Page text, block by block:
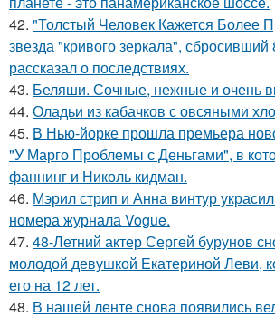
42. "Толстый Человек Кажется Более
звезда "кривого зеркала", сбросивший
рассказал о последствиях.
43. Беляши. Сочные, нежные и очень
44. Оладьи из кабачков с овсяными
45. В Нью-йорке прошла премьера
"У Марго Проблемы с Деньгами", в
фаннинг и Николь кидман.
46. Мэрил стрип и Анна винтур
номера журнала Vogue.
47. 48-Летний актер Сергей бурунов
молодой девушкой Екатериной Леви,
его на 12 лет.
48. В нашей ленте снова появились